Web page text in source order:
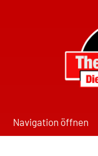
Navigation öffnen